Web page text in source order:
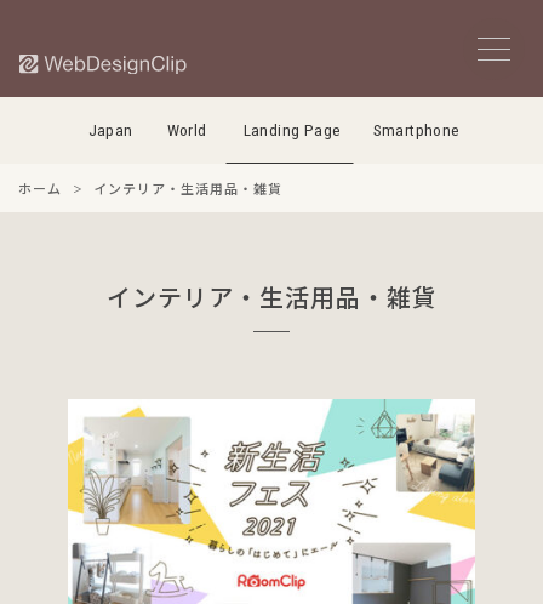
Japan World Landing Page Smartphone
ホーム インテリア・生活用品・雑貨
インテリア・生活用品・雑貨